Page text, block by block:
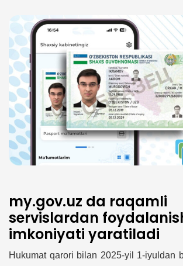
my.gov.uz da raqamli
servislardan
imkoniyati yaratiladi
Hukumat qarori bilan 2025-yil 1-iyuldan